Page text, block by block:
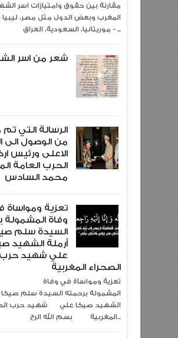
مقارنة بين حقوق وامتيازات اسر
المغرب وبعض الدول مثل مصر، ليبيا
موريتانيا، السعودية، العراق - ...
شعر من اسر
الرسالة التي
من الوصول الى
الاعلى ورئيس
الحرب العامة
محمد السادس
تعزية ومواساة
وفاة المشمولة
السيدة سلم
أرملة الشهيد
علي شهيد حرب
الصحراء المغربية
المشمولة برحمته السيدة سلم صيكا
الشهيد صيكا علي شهيد حرب
المغربية بسم الله الرح...